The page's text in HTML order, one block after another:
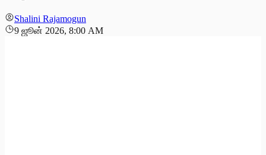
Shalini Rajamogun
9 ஜூன் 2026, 8:00 AM